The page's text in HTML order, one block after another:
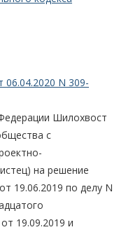
N 309-
Шилохвост
с
на решение
19.06.2019 по делу N
19.09.2019 и